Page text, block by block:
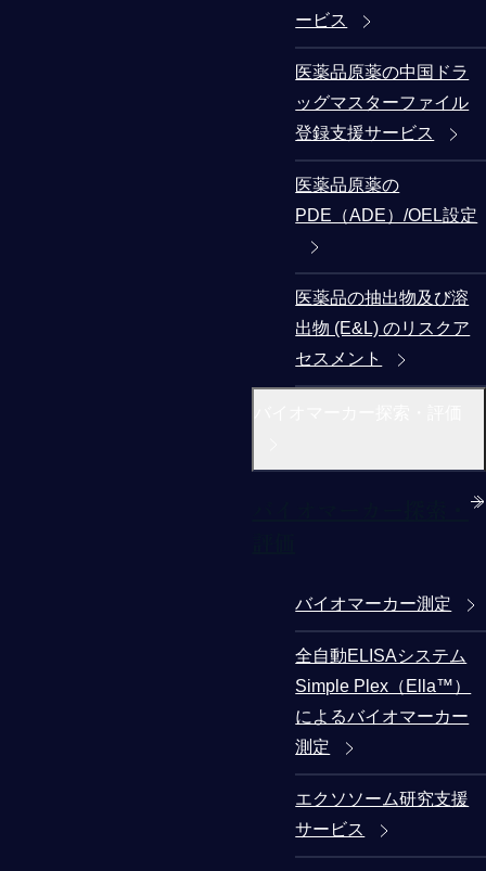
ービス
医薬品原薬の中国ドラ
ッグマスターファイル
登録支援サービス
医薬品原薬の
PDE（ADE）/OEL設定
医薬品の抽出物及び溶
出物 (E&L) のリスクア
セスメント
バイオマーカー測定
全自動ELISAシステム
Simple Plex（Ella™）
によるバイオマーカー
測定
エクソソーム研究支援
サービス